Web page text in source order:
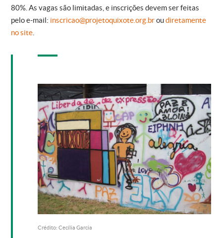
80%. As vagas são limitadas, e inscrições devem ser feitas
pelo e-mail: inscricao@projetoquixote.org.broudiretamente
no site
Crédito: Cecília Garcia